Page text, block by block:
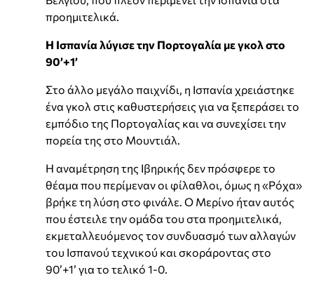
προημιτελικά.
Η Ισπανία λύγισε την Πορτογαλία με γκολ στο
90’+1’
Στο άλλο μεγάλο παιχνίδι, η Ισπανία χρειάστηκε
ένα γκολ στις καθυστερήσεις για να ξεπεράσει το
εμπόδιο της Πορτογαλίας και να συνεχίσει την
πορεία της στο Μουντιάλ.
Η αναμέτρηση της Ιβηρικής δεν πρόσφερε το
θέαμα που περίμεναν οι φίλαθλοι, όμως η «Ρόχα»
βρήκε τη λύση στο φινάλε. Ο Μερίνο ήταν αυτός
που έστειλε την ομάδα του στα προημιτελικά,
εκμεταλλευόμενος τον συνδυασμό των αλλαγών
του Ισπανού τεχνικού και σκοράροντας στο
90’+1’ για το τελικό 1-0.